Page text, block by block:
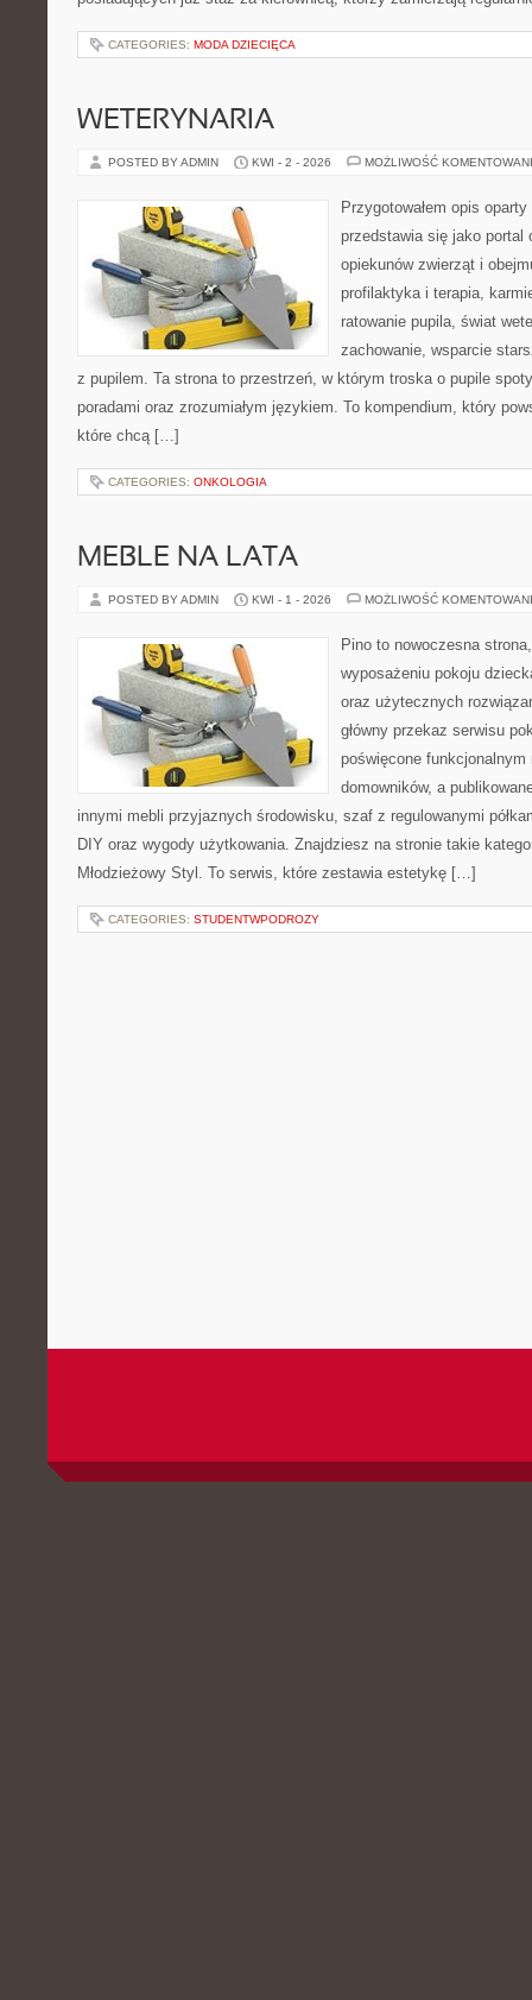
CATEGORIES: MODA DZIECIĘCA
WETERYNARIA
POSTED BY ADMIN KWI - 2 - 2026 MOŻLIWOŚĆ
Przygotowałem opis
przedstawia się jako portal
opiekunów zwierząt i
profilaktyka i terapia,
ratowanie pupila, świat
zachowanie, wsparcie
z pupilem. Ta strona to przestrzeń, w którym troska o pupile
poradami oraz zrozumiałym językiem. To kompendium, który
które chcą […]
CATEGORIES: ONKOLOGIA
MEBLE NA LATA
POSTED BY ADMIN KWI - 1 - 2026 MOŻLIWOŚĆ
Pino to nowoczesna
wyposażeniu pokoju
oraz użytecznych
główny przekaz serwisu
poświęcone
domowników, a
innymi mebli przyjaznych środowisku, szaf z regulowanymi
DIY oraz wygody użytkowania. Znajdziesz na stronie takie
Młodzieżowy Styl. To serwis, które zestawia estetykę […]
CATEGORIES: STUDENTWPODROZY